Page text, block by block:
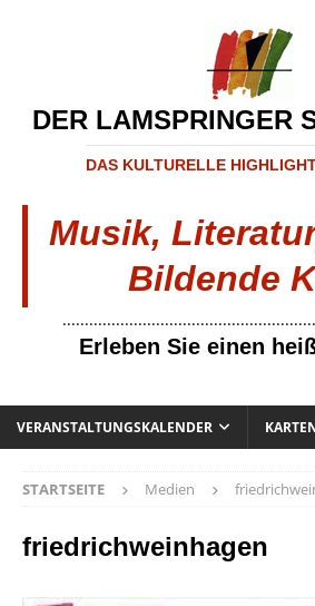
DER LAMSPRINGER
DAS KULTURELLE
Musik,
Bildende
Erleben Sie einen
VERANSTALTUNGSKALENDER
STARTSEITE Medien
friedrichweinhagen